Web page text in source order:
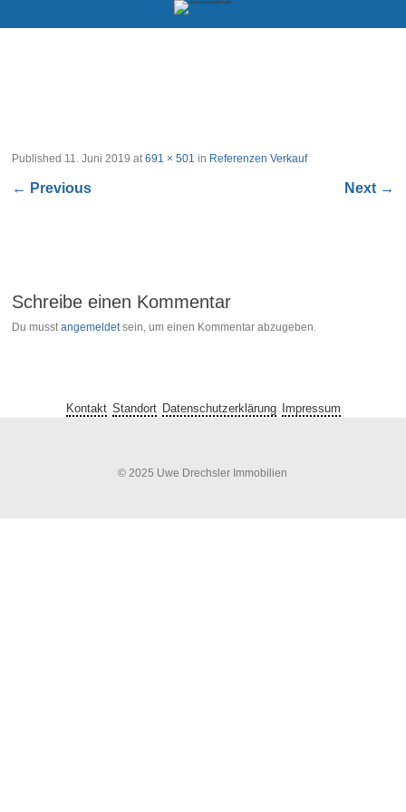
Published 11. Juni 2019 at691 × 501 in Referenzen Verkauf
← Previous Next →
Schreibe einen Kommentar
Du musstangemeldetsein, um einen Kommentar abzugeben.
Kontakt Standort Datenschutzerklärung Impressum
© 2025 Uwe Drechsler Immobilien